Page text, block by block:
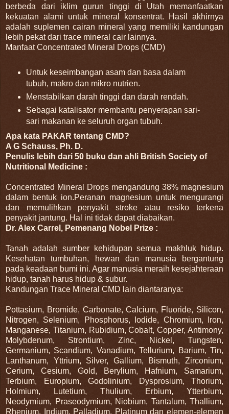
berbeda dari iklim gurun tinggi di Utah memanfaatkan
kekuatan alami untuk mineral konsentrat. Hasil akhirnya
adalah suplemen cairan mineral yang memiliki kandungan
lebih pekat dari trace mineral cair lainnya.
Manfaat Concentrated Mineral Drops (CMD)
Untuk keseimbangan asam dan basa dalam
tubuh, makro dan mikro nutrien.
Menstabilkan darah tinggi dan darah rendah.
Sebagai katalisator membantu penyerapan sari-
sari makanan ke seluruh organ tubuh.
Apa kata PAKAR tentang CMD?
A G Schauss, Ph. D.
Penulis lebih dari 50 buku dan ahli British Society of
Nutritional Medicine :
Concentrated Mineral Drops mengandung 38% magnesium
dalam bentuk ion.Peranan magnesium untuk mengurangi
dan memulihkan penyakit stroke atau resiko terkena
penyakit jantung. Hal ini tidak dapat diabaikan.
Dr. Alex Carrel, Pemenang Nobel Prize :
Tanah adalah sumber kehidupan semua makhluk hidup.
Kesehatan tumbuhan, hewan dan manusia bergantung
pada keadaan bumi ini. Agar manusia meraih kesejahteraan
hidup, tanah harus hidup & subur.
Kandungan Trace Mineral CMD lain diantaranya:
Pottasium, Bromide, Carbonate, Calcium, Fluoride, Silicon,
Nitrogen, Selenium, Phosphorus, Iodide, Chromium, Iron,
Manganese, Titanium, Rubidium, Cobalt, Copper, Antimony,
Molybdenum, Strontium, Zinc, Nickel, Tungsten,
Germanium, Scandium, Vanadium, Tellurium, Barium, Tin,
Lanthanum, Yttrium, Silver, Gallium, Bismuth, Zirconium,
Cerium, Cesium, Gold, Berylium, Hafnium, Samarium,
Terbium, Europium, Godolinium, Dysprosium, Thorium,
Holmium, Lutetium, Thulium, Erbium, Ytterbium,
Neodymium, Praseodymium, Niobium, Tantalum, Thallium,
Rhenium, Indium, Palladium, Platinum dan elemen-elemen